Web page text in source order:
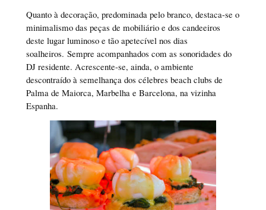
Quanto à decoração, predominada pelo branco, destaca-se o
minimalismo das peças de mobiliário e dos candeeiros
deste lugar luminoso e tão apetecível nos dias
soalheiros. Sempre acompanhados com as sonoridades do
DJ residente. Acrescente-se, ainda, o ambiente
descontraído à semelhança dos célebres beach clubs de
Palma de Maiorca, Marbelha e Barcelona, na vizinha
Espanha.